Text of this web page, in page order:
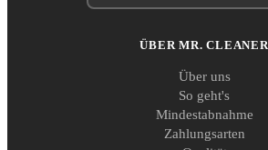
ÜBER MR. CLEANER
Über uns
So geht's
Mindestabnahme
Zahlungsarten